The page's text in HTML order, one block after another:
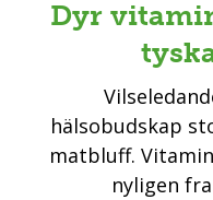
Dyr
hälsobudskap
matbluff.
nyligen